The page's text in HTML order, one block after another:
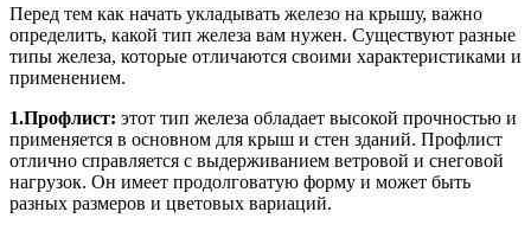
Перед тем как начать укладывать железо на крышу, важно
определить, какой тип железа вам нужен. Существуют разные
типы железа, которые отличаются своими характеристиками и
применением.
1.Профлист: этот тип железа обладает высокой прочностью и
применяется в основном для крыш и стен зданий. Профлист
отлично справляется с выдерживанием ветровой и снеговой
нагрузок. Он имеет продолговатую форму и может быть
разных размеров и цветовых вариаций.